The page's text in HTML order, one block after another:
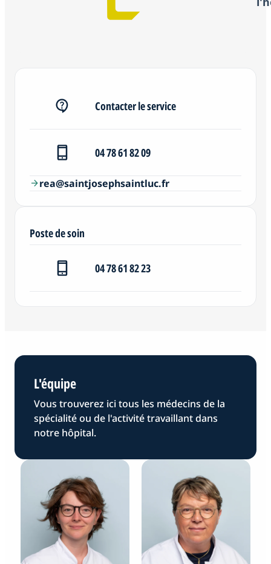
Contacter le service
04 78 61 82 09
arrow_forwardrea@saintjosephsaintluc.fr
Poste de soin
04 78 61 82 23
L'équipe
Vous trouverez ici tous les médecins de la
spécialité ou de l'activité travaillant dans
notre hôpital.